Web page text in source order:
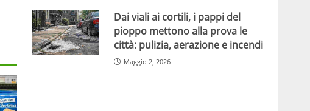
Dai viali ai cortili, i pappi del
pioppo mettono alla prova le
città: pulizia, aerazione e incendi
Maggio 2, 2026